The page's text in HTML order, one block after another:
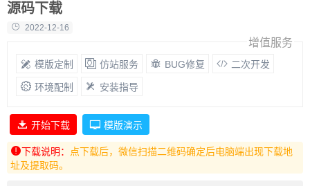
源码下载
2022-12-16
增值服务
模版定制 仿站服务 BUG修复 二次开发
环境配制 安装指导
开始下载 模版演示
下载说明：
点下载后，微信扫描二维码确定后电脑端出现下载地
址及提取码。